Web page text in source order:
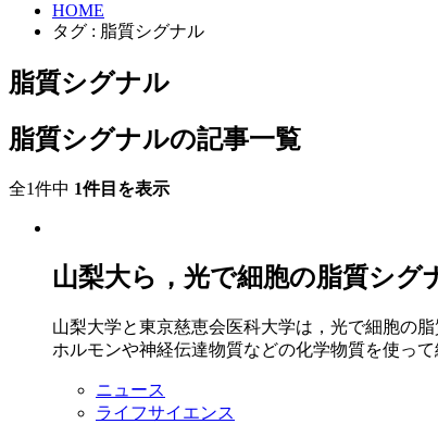
HOME
タグ : 脂質シグナル
脂質シグナル
脂質シグナルの記事一覧
全1件中 1件目を表示
山梨大ら，光で細胞の脂質シグ
山梨大学と東京慈恵会医科大学は，光で細胞の
ホルモンや神経伝達物質などの化学物質を使って
ニュース
ライフサイエンス